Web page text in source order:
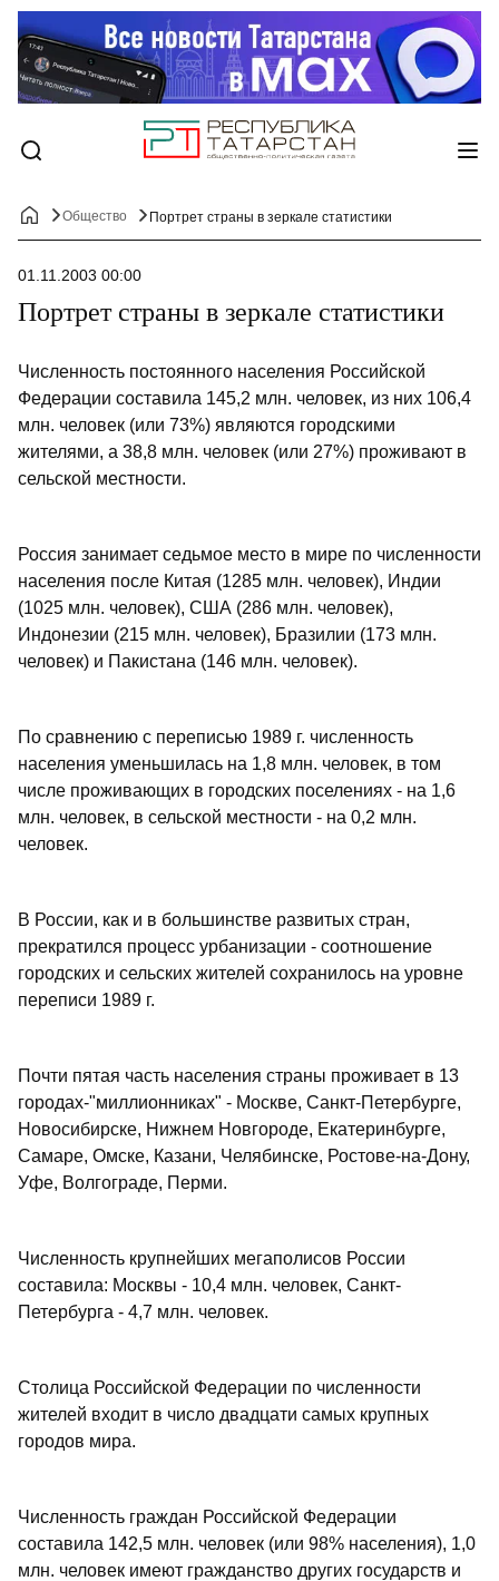
Общество Портрет страны в зеркале статистики
01.11.2003 00:00
Портрет страны в зеркале статистики
Численность постоянного населения Российской
Федерации составила 145,2 млн. человек, из них 106,4
млн. человек (или 73%) являются городскими
жителями, а 38,8 млн. человек (или 27%) проживают в
сельской местности.
Россия занимает седьмое место в мире по численности
населения после Китая (1285 млн. человек), Индии
(1025 млн. человек), США (286 млн. человек),
Индонезии (215 млн. человек), Бразилии (173 млн.
человек) и Пакистана (146 млн. человек).
По сравнению с переписью 1989 г. численность
населения уменьшилась на 1,8 млн. человек, в том
числе проживающих в городских поселениях - на 1,6
млн. человек, в сельской местности - на 0,2 млн.
человек.
В России, как и в большинстве развитых стран,
прекратился процесс урбанизации - соотношение
городских и сельских жителей сохранилось на уровне
переписи 1989 г.
Почти пятая часть населения страны проживает в 13
городах-"миллионниках" - Москве, Санкт-Петербурге,
Новосибирске, Нижнем Новгороде, Екатеринбурге,
Самаре, Омске, Казани, Челябинске, Ростове-на-Дону,
Уфе, Волгограде, Перми.
Численность крупнейших мегаполисов России
составила: Москвы - 10,4 млн. человек, Санкт-
Петербурга - 4,7 млн. человек.
Столица Российской Федерации по численности
жителей входит в число двадцати самых крупных
городов мира.
Численность граждан Российской Федерации
составила 142,5 млн. человек (или 98% населения), 1,0
млн. человек имеют гражданство других государств и